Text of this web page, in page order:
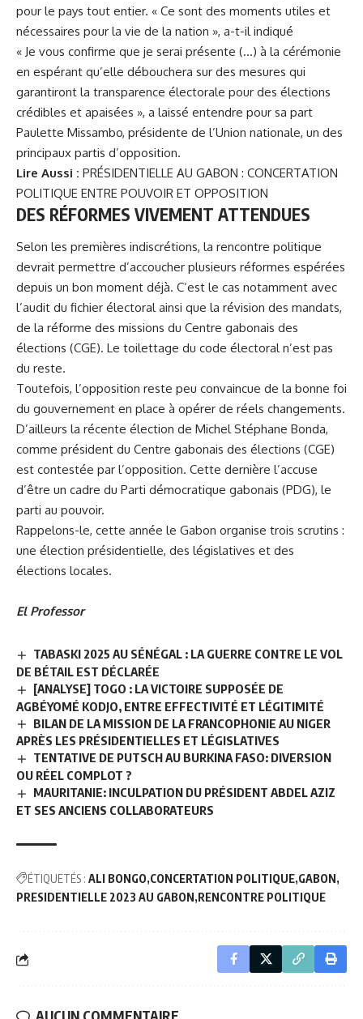
pour le pays tout entier. « Ce sont des moments utiles et
nécessaires pour la vie de la nation », a-t-il indiqué
« Je vous confirme que je serai présente (…) à la cérémonie
en espérant qu’elle débouchera sur des mesures qui
garantiront la transparence électorale pour des élections
crédibles et apaisées », a laissé entendre pour sa part
Paulette Missambo, présidente de l’Union nationale, un des
principaux partis d’opposition.
Lire Aussi : PRÉSIDENTIELLE AU GABON : CONCERTATION
POLITIQUE ENTRE POUVOIR ET OPPOSITION
DES RÉFORMES VIVEMENT ATTENDUES
Selon les premières indiscrétions, la rencontre politique
devrait permettre d’accoucher plusieurs réformes espérées
depuis un bon moment déjà. C’est le cas notamment avec
l’audit du fichier électoral ainsi que la révision des mandats,
de la réforme des missions du Centre gabonais des
élections (CGE). Le toilettage du code électoral n’est pas
du reste.
Toutefois, l’opposition reste peu convaincue de la bonne foi
du gouvernement en place à opérer de réels changements.
D’ailleurs la récente élection de Michel Stéphane Bonda,
comme président du Centre gabonais des élections (CGE)
est contestée par l’opposition. Cette dernière l’accuse
d’être un cadre du Parti démocratique gabonais (PDG), le
parti au pouvoir.
Rappelons-le, cette année le Gabon organise trois scrutins :
une élection présidentielle, des législatives et des
élections locales.
El Professor
TABASKI 2025 AU SÉNÉGAL : LA GUERRE CONTRE LE VOL
DE BÉTAIL EST DÉCLARÉE
[ANALYSE] TOGO : LA VICTOIRE SUPPOSÉE DE
AGBÉYOMÉ KODJO, ENTRE EFFECTIVITÉ ET LÉGITIMITÉ
BILAN DE LA MISSION DE LA FRANCOPHONIE AU NIGER
APRÈS LES PRÉSIDENTIELLES ET LÉGISLATIVES
TENTATIVE DE PUTSCH AU BURKINA FASO: DIVERSION
OU RÉEL COMPLOT ?
MAURITANIE: INCULPATION DU PRÉSIDENT ABDEL AZIZ
ET SES ANCIENS COLLABORATEURS
ÉTIQUETÉS : ALI BONGO CONCERTATION POLITIQUE GABON
PRESIDENTIELLE 2023 AU GABON RENCONTRE POLITIQUE